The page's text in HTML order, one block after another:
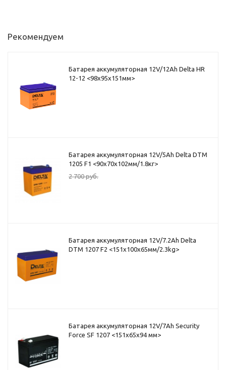
Рекомендуем
Батарея аккумуляторная 12V/12Ah Delta HR
12-12 <98x95x151мм>
Батарея аккумуляторная 12V/5Ah Delta DTM
1205 F1 <90x70x102мм/1.8кг>
2 700руб.
Батарея аккумуляторная 12V/7.2Ah Delta
DTM 1207 F2 <151x100x65мм/2.3kg>
Батарея аккумуляторная 12V/7Ah Security
Force SF 1207 <151x65x94 мм>